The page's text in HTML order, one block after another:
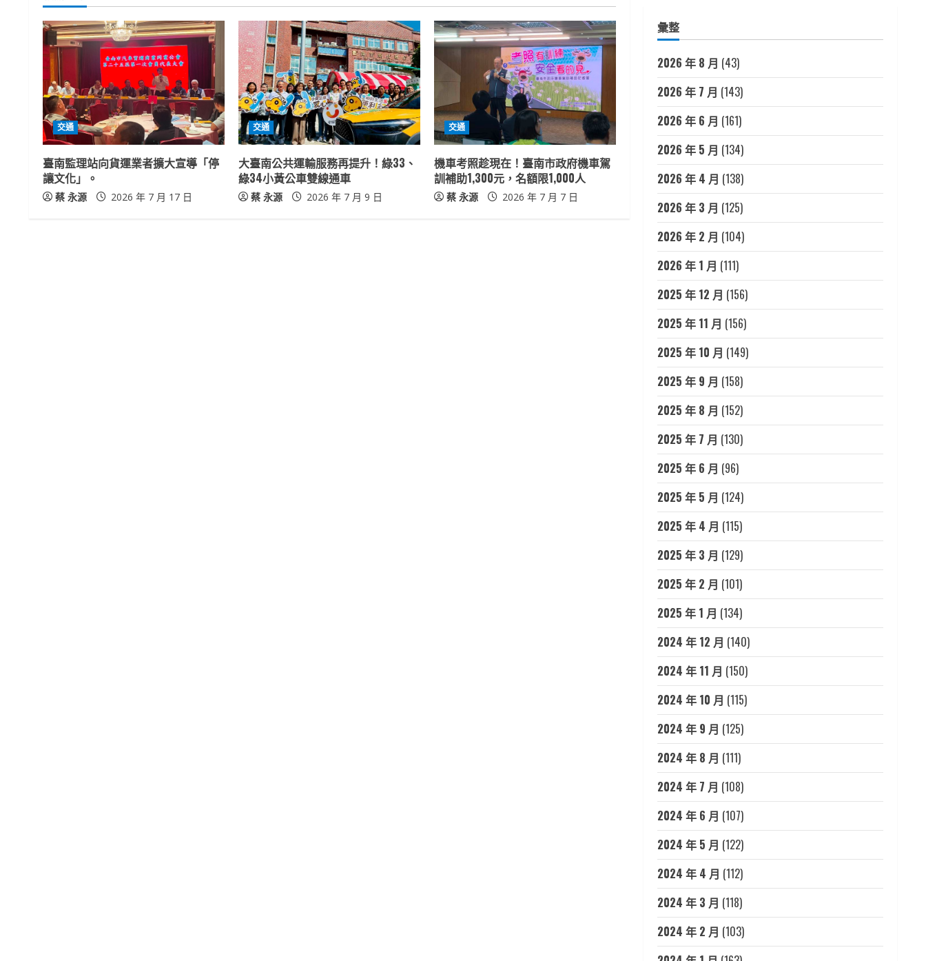
n
u
e
R
e
a
d
交通
臺南監理站向貨運業者擴大宣導「停
讓文化」。
蔡 永源 2026 年 7 月 17 日
交通
大臺南公共運輸服務再提升！綠33、
綠34小黃公車雙線通車
蔡 永源 2026 年 7 月 9 日
交通
機車考照趁現在！臺南市政府機車駕
訓補助1,300元，名額限1,000人
蔡 永源 2026 年 7 月 7 日
彙整
2026 年 8 月 (43)
2026 年 7 月 (143)
2026 年 6 月 (161)
2026 年 5 月 (134)
2026 年 4 月 (138)
2026 年 3 月 (125)
2026 年 2 月 (104)
2026 年 1 月 (111)
2025 年 12 月 (156)
2025 年 11 月 (156)
2025 年 10 月 (149)
2025 年 9 月 (158)
2025 年 8 月 (152)
2025 年 7 月 (130)
2025 年 6 月 (96)
2025 年 5 月 (124)
2025 年 4 月 (115)
2025 年 3 月 (129)
2025 年 2 月 (101)
2025 年 1 月 (134)
2024 年 12 月 (140)
2024 年 11 月 (150)
2024 年 10 月 (115)
2024 年 9 月 (125)
2024 年 8 月 (111)
2024 年 7 月 (108)
2024 年 6 月 (107)
2024 年 5 月 (122)
2024 年 4 月 (112)
2024 年 3 月 (118)
2024 年 2 月 (103)